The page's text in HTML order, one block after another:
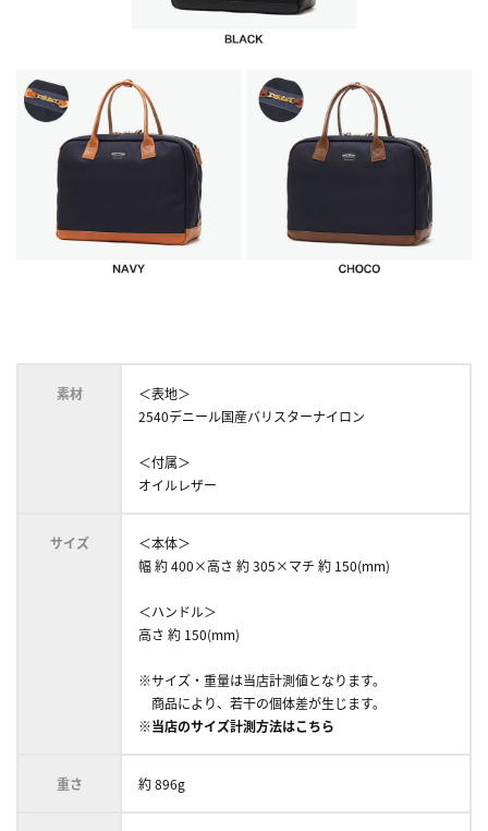
素材
＜表地＞
2540デニール国産バリスターナイロン
＜付属＞
オイルレザー
サイズ
＜本体＞
幅 約 400×高さ 約 305×マチ 約 150(mm)
＜ハンドル＞
高さ 約 150(mm)
※サイズ・重量は当店計測値となります。
商品により、若干の個体差が生じます。
※当店のサイズ計測方法はこちら
重さ 約 896g